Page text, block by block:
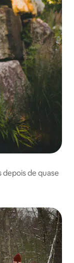
de quase